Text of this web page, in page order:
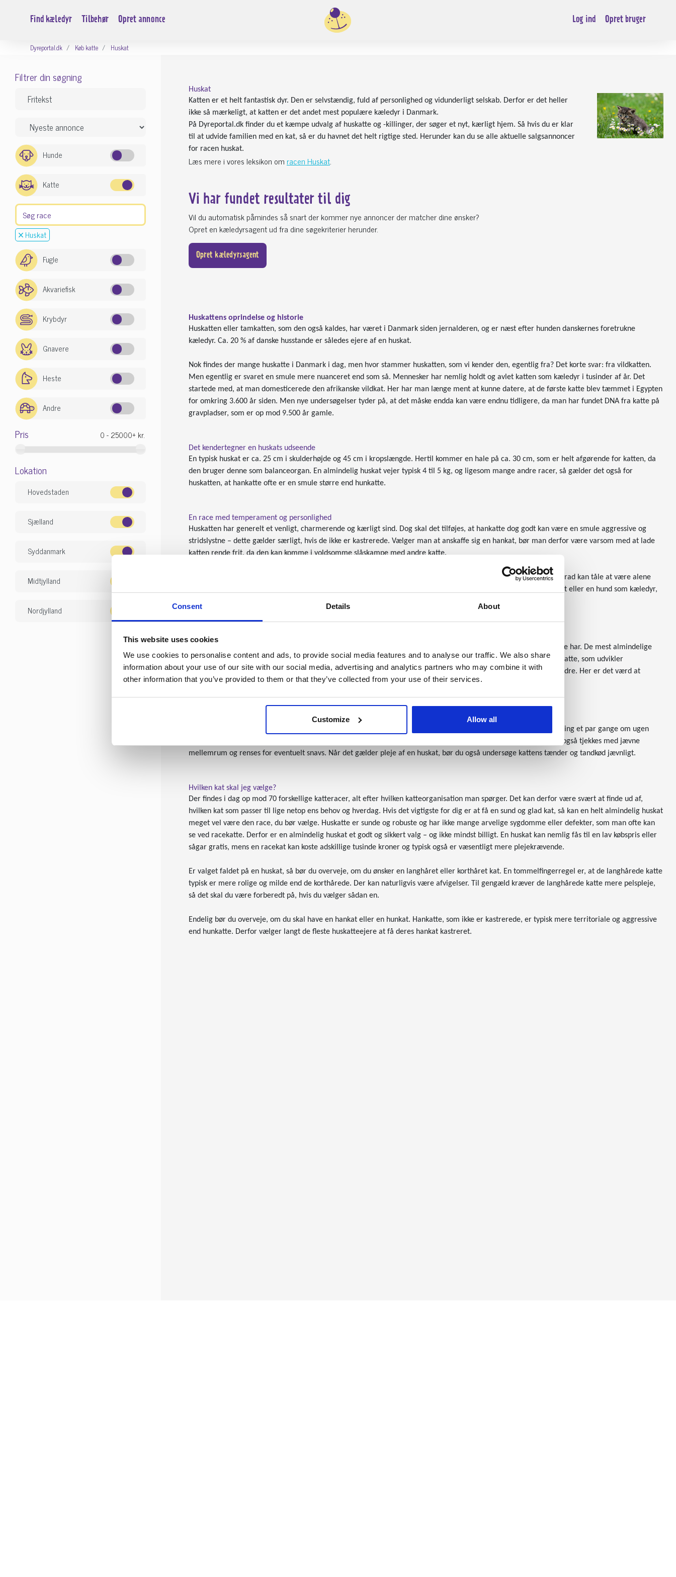
Consent Details About
This website uses cookies
We use cookies to personalise content and ads, to provide social media features and to analyse our traffic. We also share
information about your use of our site with our social media, advertising and analytics partners who may combine it with
other information that you’ve provided to them or that they’ve collected from your use of their services.
Customize Allow all
Log ind Opret bruger
Find kæledyr Tilbehør Opret annonce
Dyreportal.dk Køb katte Huskat
Filtrer din søgning
Hunde
Katte
Huskat
Fugle
Akvariefisk
Krybdyr
Gnavere
Heste
Andre
Pris
Lokation
Hovedstaden
Sjælland
Syddanmark
Midtjylland
Nordjylland
Huskat
Katten er et helt fantastisk dyr. Den er selvstændig, fuld af personlighed og vidunderligt selskab. Derfor er det heller
ikke så mærkeligt, at katten er det andet mest populære kæledyr i Danmark.
På Dyreportal.dk finder du et kæmpe udvalg af huskatte og -killinger, der søger et nyt, kærligt hjem. Så hvis du er klar
til at udvide familien med en kat, så er du havnet det helt rigtige sted. Herunder kan du se alle aktuelle salgsannoncer
for racen huskat.
Læs mere i vores leksikon omracen Huskat.
Vi har fundet resultater til dig
Vil du automatisk påmindes så snart der kommer nye annoncer der matcher dine ønsker?
Opret en kæledyrsagent ud fra dine søgekriterier herunder.
Opret kæledyrsagent
Huskattens oprindelse og historie
Huskatten eller tamkatten, som den også kaldes, har været i Danmark siden jernalderen, og er næst efter hunden danskernes foretrukne
kæledyr. Ca. 20 % af danske husstande er således ejere af en huskat.
Nok findes der mange huskatte i Danmark i dag, men hvor stammer huskatten, som vi kender den, egentlig fra? Det korte svar: fra vildkatten.
Men egentlig er svaret en smule mere nuanceret end som så. Mennesker har nemlig holdt og avlet katten som kæledyr i tusinder af år. Det
startede med, at man domesticerede den afrikanske vildkat. Her har man længe ment at kunne datere, at de første katte blev tæmmet i Egypten
for omkring 3.600 år siden. Men nye undersøgelser tyder på, at det måske endda kan være endnu tidligere, da man har fundet DNA fra katte på
gravpladser, som er op mod 9.500 år gamle.
Det kendertegner en huskats udseende
En typisk huskat er ca. 25 cm i skulderhøjde og 45 cm i kropslængde. Hertil kommer en hale på ca. 30 cm, som er helt afgørende for katten, da
den bruger denne som balanceorgan. En almindelig huskat vejer typisk 4 til 5 kg, og ligesom mange andre racer, så gælder det også for
huskatten, at hankatte ofte er en smule større end hunkatte.
En race med temperament og personlighed
Huskatten har generelt et venligt, charmerende og kærligt sind. Dog skal det tilføjes, at hankatte dog godt kan være en smule aggressive og
stridslystne – dette gælder særligt, hvis de ikke er kastrerede. Vælger man at anskaffe sig en hankat, bør man derfor være varsom med at lade
katten rende frit, da den kan komme i voldsomme slåskampe med andre katte.
Forskellen mellem en huskat og fx en hund er, at katten er et langt mere selvstændigt væsen, som derfor i højere grad kan tåle at være alene
hjemme uden selskab. Det skyldes, at hunden er et flokdyr, mens katte typisk jager alene. Står valget mellem en kat eller en hund som kæledyr,
Værd at vide om en huskats sundhed og mulige sygdomme
Huskatte er generelt meget sunde katte og har sjældent arvelige sygdomme eller defekter, som fx mange racekatte har. De mest almindelige
sundhedsproblemer for huskatte er flåter, hårboller, ringorm og lopper. I mere sjældne tilfælde er der også nogle katte, som udvikler
indvoldsorm, sukkersyge eller urinvejsproblemer.Huskatte bliver i gennemsnit 12 til 14 år, men kan blive meget ældre. Her er det værd at
pointere, at hunnerne typisk er dem, der bliver ældst.
De fleste huskatte er ikke særligt plejekrævende. Langhårede huskatte kræver dog lidt pelspleje i form af en børstning et par gange om ugen
eller efter behov. Derudover bør du løbende efterse kattens negle og klippe dem, hvis de er for lange. Ørerne bør også tjekkes med jævne
mellemrum og renses for eventuelt snavs. Når det gælder pleje af en huskat, bør du også undersøge kattens tænder og tandkød jævnligt.
Hvilken kat skal jeg vælge?
Der findes i dag op mod 70 forskellige katteracer, alt efter hvilken katteorganisation man spørger. Det kan derfor være svært at finde ud af,
hvilken kat som passer til lige netop ens behov og hverdag. Hvis det vigtigste for dig er at få en sund og glad kat, så kan en helt almindelig huskat
meget vel være den race, du bør vælge. Huskatte er sunde og robuste og har ikke mange arvelige sygdomme eller defekter, som man ofte kan
se ved racekatte. Derfor er en almindelig huskat et godt og sikkert valg – og ikke mindst billigt. En huskat kan nemlig fås til en lav købspris eller
sågar gratis, mens en racekat kan koste adskillige tusinde kroner og typisk også er væsentligt mere plejekrævende.
Er valget faldet på en huskat, så bør du overveje, om du ønsker en langhåret eller korthåret kat. En tommelfingerregel er, at de langhårede katte
typisk er mere rolige og milde end de korthårede. Der kan naturligvis være afvigelser. Til gengæld kræver de langhårede katte mere pelspleje,
så det skal du være forberedt på, hvis du vælger sådan en.
Endelig bør du overveje, om du skal have en hankat eller en hunkat. Hankatte, som ikke er kastrerede, er typisk mere territoriale og aggressive
end hunkatte. Derfor vælger langt de fleste huskatteejere at få deres hankat kastreret.